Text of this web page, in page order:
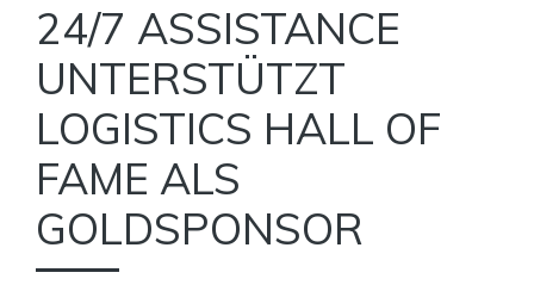
24/7 ASSISTANCE
UNTERSTÜTZT
LOGISTICS HALL OF
FAME ALS
GOLDSPONSOR